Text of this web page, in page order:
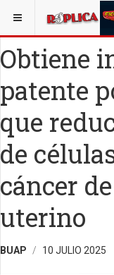
ESTÁ AQUÍ: ARTE
Obtiene
patente
que
de
cáncer
uterino
BUAP 10 JULIO 2025